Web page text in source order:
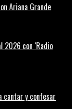
Ariana Grande
2026 con ‘Radio
cantar y confesar